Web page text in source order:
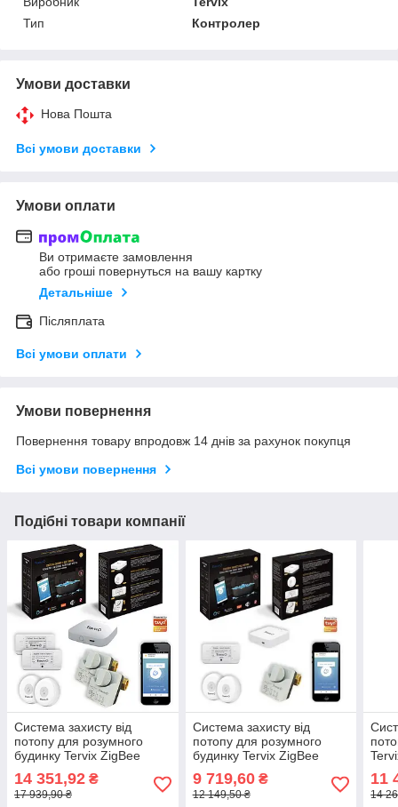
Тип
Контролер
Умови доставки
Нова Пошта
Всі умови доставки
Умови оплати
Ви отримаєте замовлення
або гроші повернуться на вашу картку
Детальніше
Післяплата
Всі умови оплати
Умови повернення
Повернення товару впродовж 14 днів за рахунок покупця
Всі умови повернення
Подібні товари компанії
Система захисту від
потопу для розумного
будинку Tervix ZigBee
14 351,92 ₴
17 939,90 ₴
Система захисту від
потопу для розумного
будинку Tervix ZigBee
9 719,60₴
12 149,50 ₴
11
14